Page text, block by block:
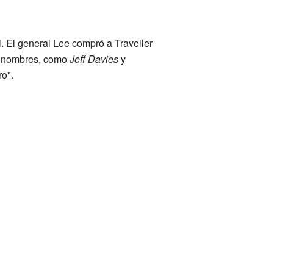
El general Lee compró a Traveller
comoJeff Daviesy